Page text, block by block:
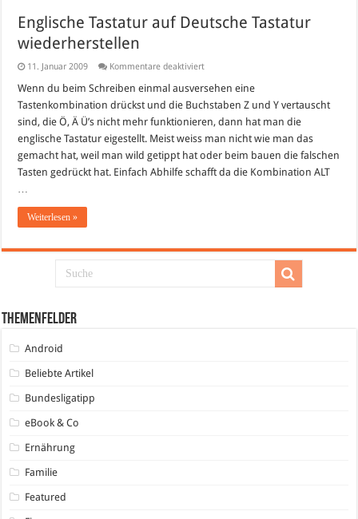
Englische Tastatur auf Deutsche Tastatur
wiederherstellen
11. Januar 2009 Kommentare deaktiviertfür
Tastatur
Deutsche
Tastatur
wiederherstellen
Wenn du beim Schreiben einmal ausversehen eine
Tastenkombination drückst und die Buchstaben Z und Y vertauscht
sind, die Ö, Ä Ü’s nicht mehr funktionieren, dann hat man die
englische Tastatur eigestellt. Meist weiss man nicht wie man das
gemacht hat, weil man wild getippt hat oder beim bauen die falschen
Tasten gedrückt hat. Einfach Abhilfe schafft da die Kombination ALT
Weiterlesen »
Themenfelder
Android
Beliebte Artikel
Bundesligatipp
eBook & Co
Ernährung
Familie
Featured